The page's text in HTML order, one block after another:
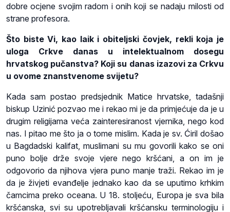
dobre ocjene svojim radom i onih koji se nadaju milosti od
strane profesora.
Što biste Vi, kao laik i obiteljski čovjek, rekli koja je
uloga Crkve danas u intelektualnom dosegu
hrvatskog pučanstva? Koji su danas izazovi za Crkvu
u ovome znanstvenome svijetu?
Kada sam postao predsjednik Matice hrvatske, tadašnji
biskup Uzinić pozvao me i rekao mi je da primjećuje da je u
drugim religijama veća zainteresiranost vjernika, nego kod
nas. I pitao me što ja o tome mislim. Kada je sv. Ćiril došao
u Bagdadski kalifat, muslimani su mu govorili kako se oni
puno bolje drže svoje vjere nego kršćani, a on im je
odgovorio da njihova vjera puno manje traži. Rekao im je
da je živjeti evanđelje jednako kao da se uputimo krhkim
čamcima preko oceana. U 18. stoljeću, Europa je sva bila
kršćanska, svi su upotrebljavali kršćansku terminologiju i